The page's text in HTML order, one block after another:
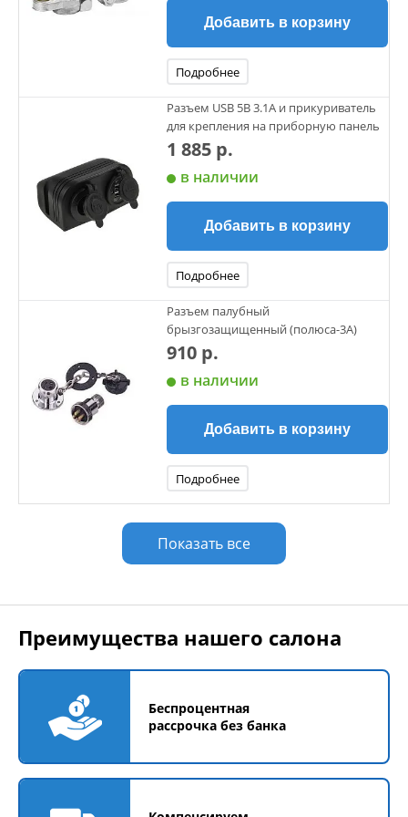
Добавить в корзину
Подробнее
Разъем USB 5В 3.1А и прикуриватель
для крепления на приборную панель
1 885 р.
в наличии
Добавить в корзину
Подробнее
Разъем палубный
брызгозащищенный (полюса-3А)
910 р.
в наличии
Добавить в корзину
Подробнее
Показать все
Преимущества нашего салона
Беспроцентная
рассрочка без банка